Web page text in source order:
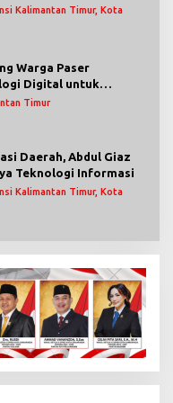
Kalimantan Timur, Kota
Warga Paser
Digital untuk
Pemerintahan
Timur
Daerah, Abdul Giaz
Teknologi Informasi
Kalimantan Timur, Kota